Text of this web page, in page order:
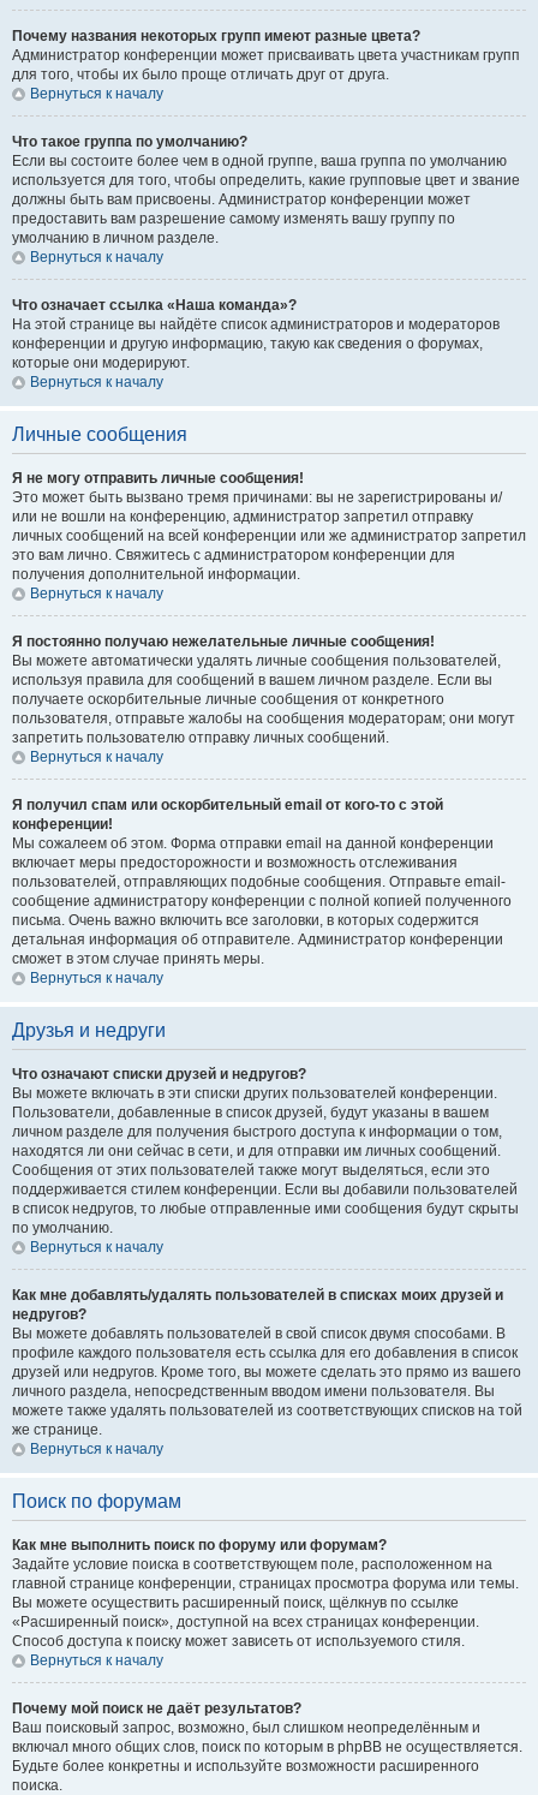
Почему названия некоторых групп имеют разные цвета?
Администратор конференции может присваивать цвета участникам групп
для того, чтобы их было проще отличать друг от друга.
Вернуться к началу
Что такое группа по умолчанию?
Если вы состоите более чем в одной группе, ваша группа по умолчанию
используется для того, чтобы определить, какие групповые цвет и звание
должны быть вам присвоены. Администратор конференции может
предоставить вам разрешение самому изменять вашу группу по
умолчанию в личном разделе.
Вернуться к началу
Что означает ссылка «Наша команда»?
На этой странице вы найдёте список администраторов и модераторов
конференции и другую информацию, такую как сведения о форумах,
которые они модерируют.
Вернуться к началу
Личные сообщения
Я не могу отправить личные сообщения!
Это может быть вызвано тремя причинами: вы не зарегистрированы и/
или не вошли на конференцию, администратор запретил отправку
личных сообщений на всей конференции или же администратор запретил
это вам лично. Свяжитесь с администратором конференции для
получения дополнительной информации.
Вернуться к началу
Я постоянно получаю нежелательные личные сообщения!
Вы можете автоматически удалять личные сообщения пользователей,
используя правила для сообщений в вашем личном разделе. Если вы
получаете оскорбительные личные сообщения от конкретного
пользователя, отправьте жалобы на сообщения модераторам; они могут
запретить пользователю отправку личных сообщений.
Вернуться к началу
Я получил спам или оскорбительный email от кого-то с этой
конференции!
Мы сожалеем об этом. Форма отправки email на данной конференции
включает меры предосторожности и возможность отслеживания
пользователей, отправляющих подобные сообщения. Отправьте email-
сообщение администратору конференции с полной копией полученного
письма. Очень важно включить все заголовки, в которых содержится
детальная информация об отправителе. Администратор конференции
сможет в этом случае принять меры.
Вернуться к началу
Друзья и недруги
Что означают списки друзей и недругов?
Вы можете включать в эти списки других пользователей конференции.
Пользователи, добавленные в список друзей, будут указаны в вашем
личном разделе для получения быстрого доступа к информации о том,
находятся ли они сейчас в сети, и для отправки им личных сообщений.
Сообщения от этих пользователей также могут выделяться, если это
поддерживается стилем конференции. Если вы добавили пользователей
в список недругов, то любые отправленные ими сообщения будут скрыты
по умолчанию.
Вернуться к началу
Как мне добавлять/удалять пользователей в списках моих друзей и
недругов?
Вы можете добавлять пользователей в свой список двумя способами. В
профиле каждого пользователя есть ссылка для его добавления в список
друзей или недругов. Кроме того, вы можете сделать это прямо из вашего
личного раздела, непосредственным вводом имени пользователя. Вы
можете также удалять пользователей из соответствующих списков на той
же странице.
Вернуться к началу
Поиск по форумам
Как мне выполнить поиск по форуму или форумам?
Задайте условие поиска в соответствующем поле, расположенном на
главной странице конференции, страницах просмотра форума или темы.
Вы можете осуществить расширенный поиск, щёлкнув по ссылке
«Расширенный поиск», доступной на всех страницах конференции.
Способ доступа к поиску может зависеть от используемого стиля.
Вернуться к началу
Почему мой поиск не даёт результатов?
Ваш поисковый запрос, возможно, был слишком неопределённым и
включал много общих слов, поиск по которым в phpBB не осуществляется.
Будьте более конкретны и используйте возможности расширенного
поиска.